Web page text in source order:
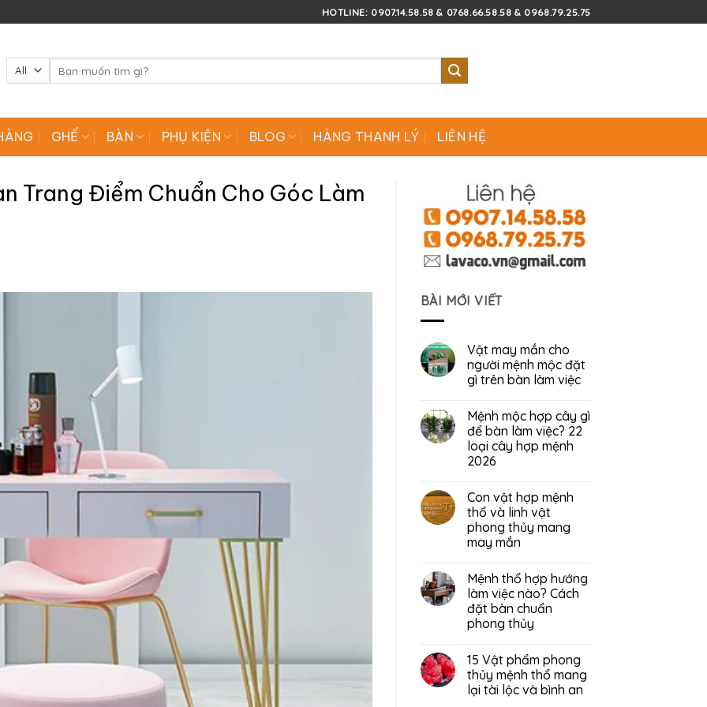
HOTLINE: 0907.14.58.58 & 0768.66.58.58 & 0968.79.25.75
kiếm:
GHẾ BÀN PHỤ KIỆN BLOG HÀNG THANH LÝ LIÊN HỆ
Trang Điểm Chuẩn Cho Góc Làm
BÀI MỚI VIẾT
Vật may mắn cho
người mệnh mộc đặt
gì trên bàn làm việc
Mệnh mộc hợp cây gì
để bàn làm việc? 22
loại cây hợp mệnh
2026
Con vật hợp mệnh
thổ và linh vật
phong thủy mang
may mắn
Mệnh thổ hợp hướng
làm việc nào? Cách
đặt bàn chuẩn
phong thủy
15 Vật phẩm phong
thủy mệnh thổ mang
lại tài lộc và bình an